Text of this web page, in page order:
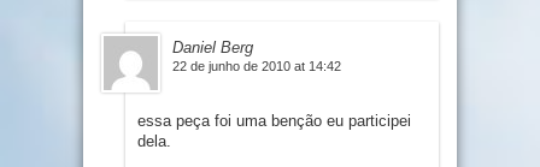
Daniel Berg
22 de junho de 2010 at 14:42
essa peça foi uma benção eu participei
dela.